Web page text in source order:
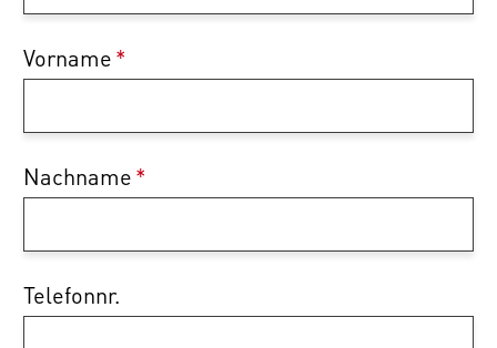
Vorname*
Nachname*
Telefonnr.